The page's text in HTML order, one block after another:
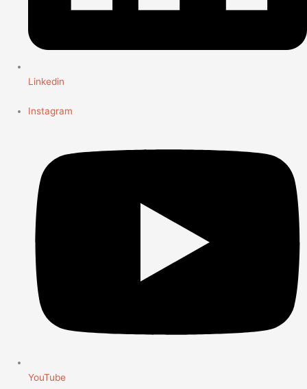
Linkedin
Instagram
YouTube